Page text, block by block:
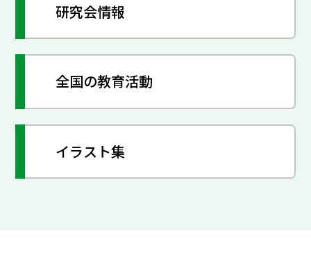
研究会情報
全国の教育活動
イラスト集